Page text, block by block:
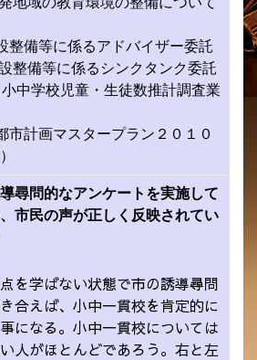
に係るアドバイザー委託
整備等に係るシンクタンク委託
中学校児童・生徒数推計調査業
マスタープラン２０１０
尋問的なアンケートを実施して
市民の声が正しく反映されてい
を学ばない状態で市の誘導尋問
合えば、小中一貫校を肯定的に
になる。小中一貫校については
人がほとんどであろう。右と左